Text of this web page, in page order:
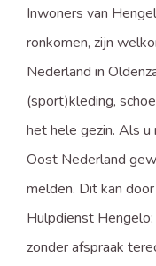
Inwoners van
ronkomen, zijn
Nederland in
(sport)kleding,
het hele gezin. Als
Oost Nederland
melden. Dit kan
Hulpdienst
zonder afspraak